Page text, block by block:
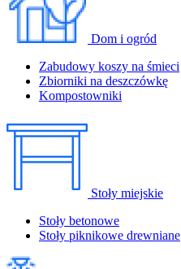
Dom i ogród
Zabudowy koszy na śmieci
Zbiorniki na deszczówkę
Kompostowniki
Stoły miejskie
Stoły betonowe
Stoły piknikowe drewniane